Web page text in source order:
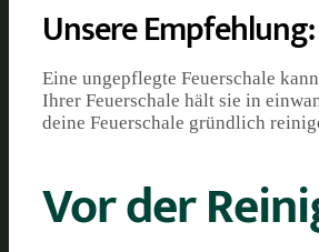
Unsere Empfehlung:
Eine ungepflegte Feuerschale
Ihrer Feuerschale hält sie in
deine Feuerschale gründlich
Vor der